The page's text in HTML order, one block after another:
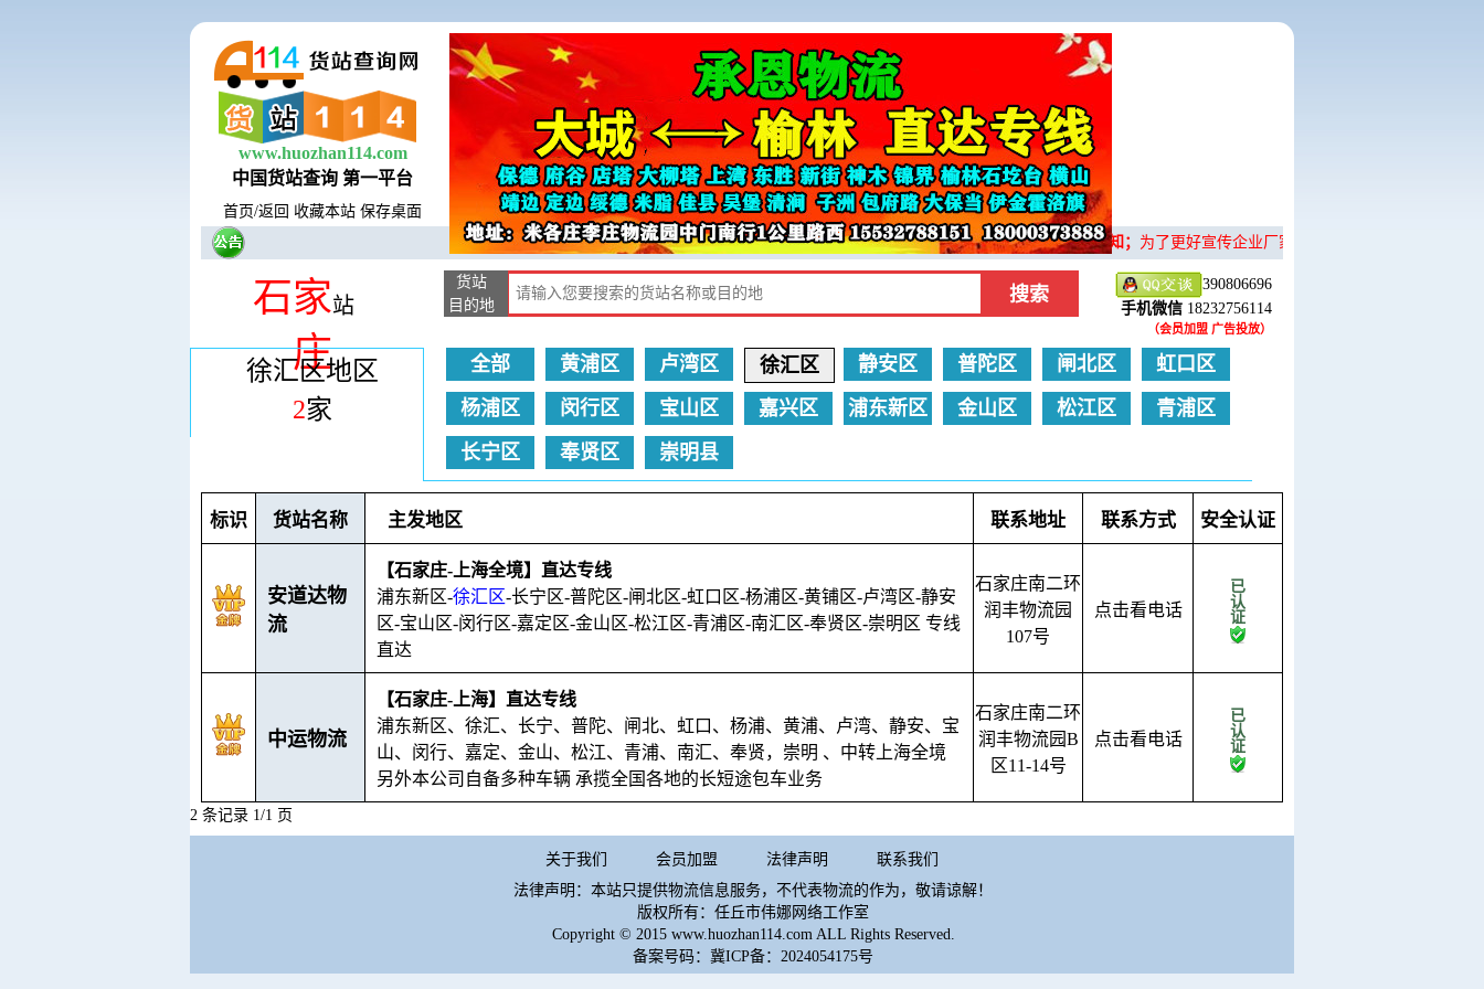
www.huozhan114.com
中国货站查询 第一平台
首页/返回 收藏本站 保存桌面
重要通知；为了更好宣传企业厂家 货站114首页 新开设；
石家
庄
站
货站
目的地
390806696
手机微信 18232756114
（会员加盟 广告投放）
徐汇区地区
2家
全部 黄浦区 卢湾区 徐汇区 静安区 普陀区 闸北区
虹口区
杨浦区
闵行区 宝山区 嘉兴区 浦东新区 金山区 松江区
青浦区
长宁区
奉贤区 崇明县
标识 货站名称 主发地区 联系地址 联系方式 安全认证
安道达物
流
【石家庄-上海全境】直达专线
浦东新区-徐汇区-长宁区-普陀区-闸北区-虹口区-杨浦区-黄铺区-卢湾区-静安
区-宝山区-闵行区-嘉定区-金山区-松江区-青浦区-南汇区-奉贤区-崇明区 专线
直达
石家庄南二环
润丰物流园
107号
点击看电话
已
认
证
中运物流
【石家庄-上海】直达专线
浦东新区、徐汇、长宁、普陀、闸北、虹口、杨浦、黄浦、卢湾、静安、宝
山、闵行、嘉定、金山、松江、青浦、南汇、奉贤，崇明 、中转上海全境
另外本公司自备多种车辆 承揽全国各地的长短途包车业务
石家庄南二环
润丰物流园B
区11-14号
点击看电话
已
认
证
2 条记录 1/1 页
关于我们 会员加盟 法律声明
联系我们
法律声明：本站只提供物流信息服务，不代表物流的作为，敬请谅解！
版权所有：任丘市伟娜网络工作室
Copyright © 2015 www.huozhan114.com ALL Rights Reserved.
备案号码： 冀ICP备：2024054175号